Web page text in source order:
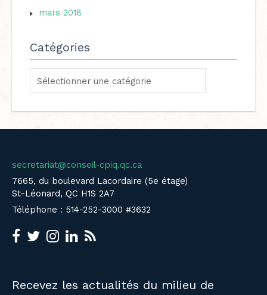
mars 2018
Catégories
secretariat@conseil-cpiq.qc.ca
7665, du boulevard Lacordaire (5e étage)
St-Léonard, QC H1S 2A7
Téléphone : 514-252-3000 #3632
Recevez les actualités du milieu de